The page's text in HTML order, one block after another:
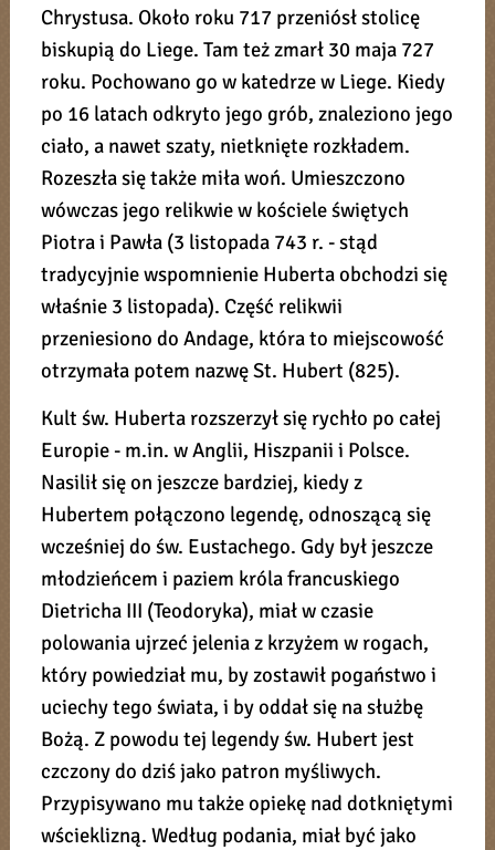
Chrystusa. Około roku 717 przeniósł stolicę
biskupią do Liege. Tam też zmarł 30 maja 727
roku. Pochowano go w katedrze w Liege. Kiedy
po 16 latach odkryto jego grób, znaleziono jego
ciało, a nawet szaty, nietknięte rozkładem.
Rozeszła się także miła woń. Umieszczono
wówczas jego relikwie w kościele świętych
Piotra i Pawła (3 listopada 743 r. - stąd
tradycyjnie wspomnienie Huberta obchodzi się
właśnie 3 listopada). Część relikwii
przeniesiono do Andage, która to miejscowość
otrzymała potem nazwę St. Hubert (825).
Kult św. Huberta rozszerzył się rychło po całej
Europie - m.in. w Anglii, Hiszpanii i Polsce.
Nasilił się on jeszcze bardziej, kiedy z
Hubertem połączono legendę, odnoszącą się
wcześniej do św. Eustachego. Gdy był jeszcze
młodzieńcem i paziem króla francuskiego
Dietricha III (Teodoryka), miał w czasie
polowania ujrzeć jelenia z krzyżem w rogach,
który powiedział mu, by zostawił pogaństwo i
uciechy tego świata, i by oddał się na służbę
Bożą. Z powodu tej legendy św. Hubert jest
czczony do dziś jako patron myśliwych.
Przypisywano mu także opiekę nad dotkniętymi
wścieklizną. Według podania, miał być jako